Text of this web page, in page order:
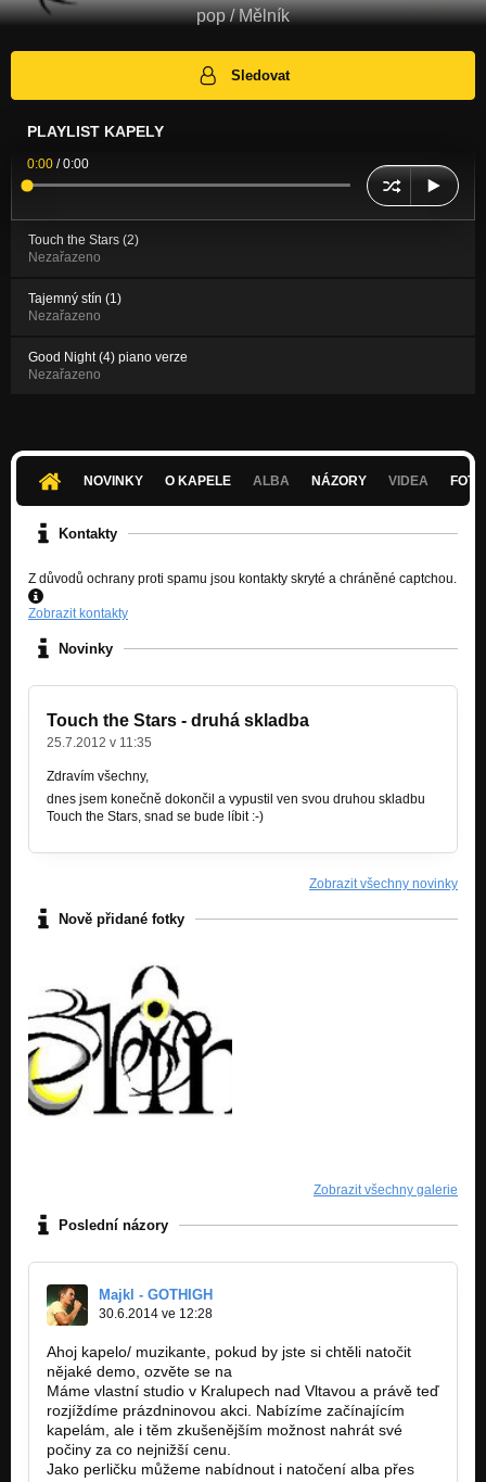
pop / Mělník
Sledovat
PLAYLIST KAPELY
0:00 /0:00
Touch the Stars (2)
Nezařazeno
Tajemný stín (1)
Nezařazeno
Good Night (4) piano verze
Nezařazeno
NOVINKY O KAPELE ALBA NÁZORY VIDEA
Kontakty
Z důvodů ochrany proti spamu jsou kontakty skryté a chráněné captchou.
Zobrazit kontakty
Novinky
Touch the Stars - druhá skladba
25.7.2012 v 11:35
Zdravím všechny,
dnes jsem konečně dokončil a vypustil ven svou druhou skladbu
Touch the Stars, snad se bude líbit :-)
Zobrazit všechny novinky
Nově přidané fotky
Zobrazit všechny galerie
Poslední názory
Majkl - GOTHIGH
30.6.2014 ve 12:28
Ahoj kapelo/ muzikante, pokud by jste si chtěli natočit
nějaké demo, ozvěte se na
Máme vlastní studio v Kralupech nad Vltavou a právě teď
rozjíždíme prázdninovou akci. Nabízíme začínajícím
kapelám, ale i těm zkušenějším možnost nahrát své
počiny za co nejnižší cenu.
Jako perličku můžeme nabídnout i natočení alba přes